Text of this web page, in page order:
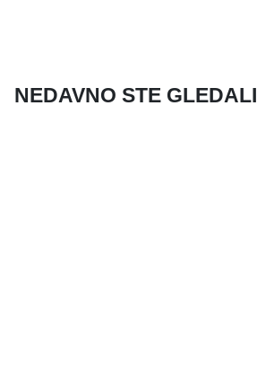
NEDAVNO STE GLEDALI